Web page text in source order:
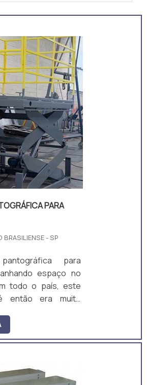
PARA
BRASILIENSE - SP
para
espaço no
todo o país, este
então era muito
elevadas, mas
sua aplicabilidade
não tem áreas